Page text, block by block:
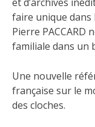
faire unique dans
Pierre PACCARD
familiale dans un
Une nouvelle
française sur le
des cloches.